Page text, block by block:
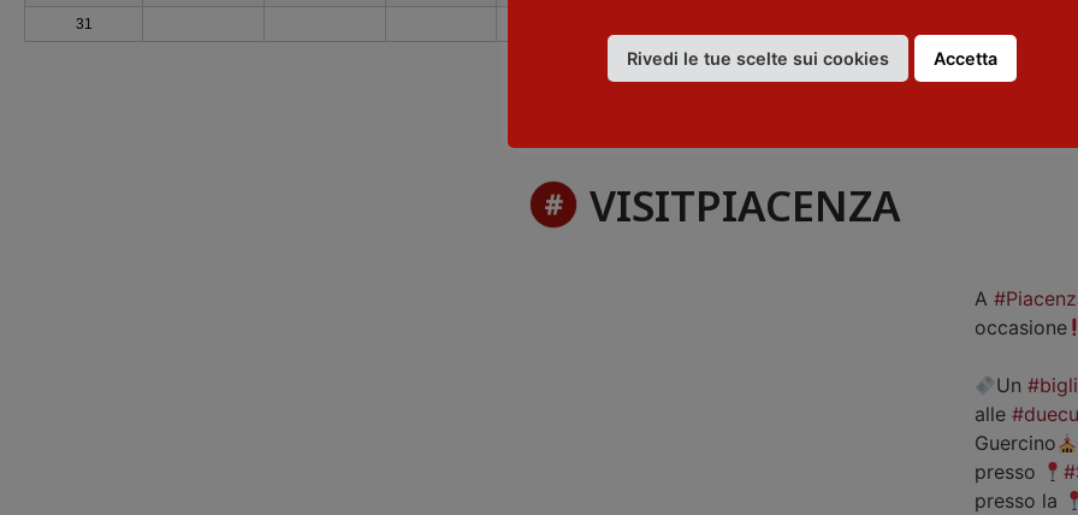
31
VISITPIACENZA
A
occasione
Un
alle
Guercino
presso
presso la
Rivedi le tue scelte sui cookies Accetta